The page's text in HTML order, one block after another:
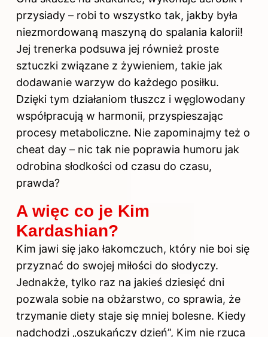
przysiady – robi to wszystko tak, jakby była
niezmordowaną maszyną do spalania kalorii!
Jej trenerka podsuwa jej również proste
sztuczki związane z żywieniem, takie jak
dodawanie warzyw do każdego posiłku.
Dzięki tym działaniom tłuszcz i węglowodany
współpracują w harmonii, przyspieszając
procesy metaboliczne. Nie zapominajmy też o
cheat day – nic tak nie poprawia humoru jak
odrobina słodkości od czasu do czasu,
prawda?
A więc co je Kim
Kardashian?
Kim jawi się jako łakomczuch, który nie boi się
przyznać do swojej miłości do słodyczy.
Jednakże, tylko raz na jakieś dziesięć dni
pozwala sobie na obżarstwo, co sprawia, że
trzymanie diety staje się mniej bolesne. Kiedy
nadchodzi „oszukańczy dzień”, Kim nie rzuca